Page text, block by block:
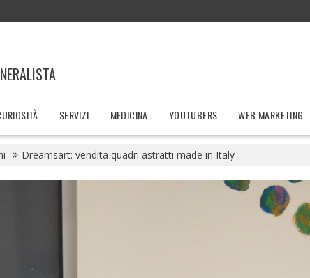
SERVIZI MEDICINA YOUTUBERS WEB MARKETING
Dreamsart: vendita quadri astratti made in Italy